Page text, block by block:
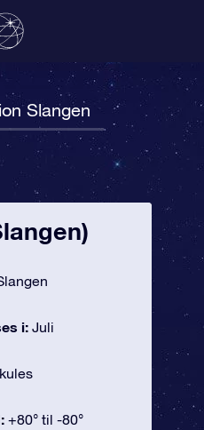
Slangen
i: Juli
+80° til -80°